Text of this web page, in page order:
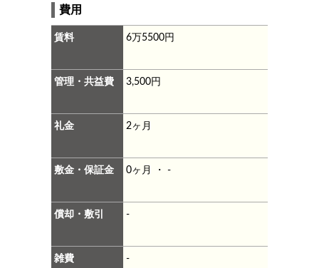
費用
賃料 6万5500円
管理・共益費 3,500円
礼金 2ヶ月
敷金・保証金 0ヶ月 ・ -
償却・敷引 -
雑費 -